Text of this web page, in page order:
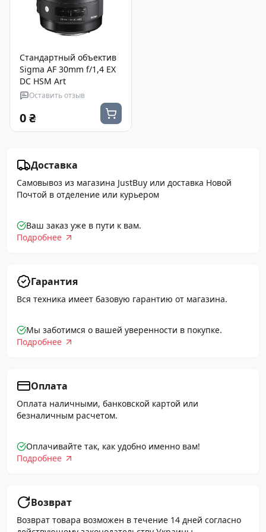
Стандартный объектив
Sigma AF 30mm f/1,4 EX
DC HSM Art
Оставить отзыв
0 ₴
Доставка
Самовывоз из магазина JustBuy или доставка Новой
Почтой в отделение или курьером
Ваш заказ уже в пути к вам.
Подробнее
Гарантия
Вся техника имеет базовую гарантию от магазина.
Мы заботимся о вашей уверенности в покупке.
Подробнее
Оплата
Оплата наличными, банковской картой или
безналичным расчетом.
Оплачивайте так, как удобно именно вам!
Подробнее
Возврат
Возврат товара возможен в течение 14 дней согласно